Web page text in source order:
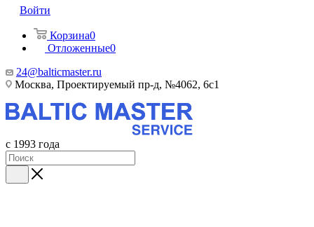
Войти
Корзина0
Отложенные0
24@balticmaster.ru
Москва, Проектируемый пр-д, №4062, 6с1
с 1993 года